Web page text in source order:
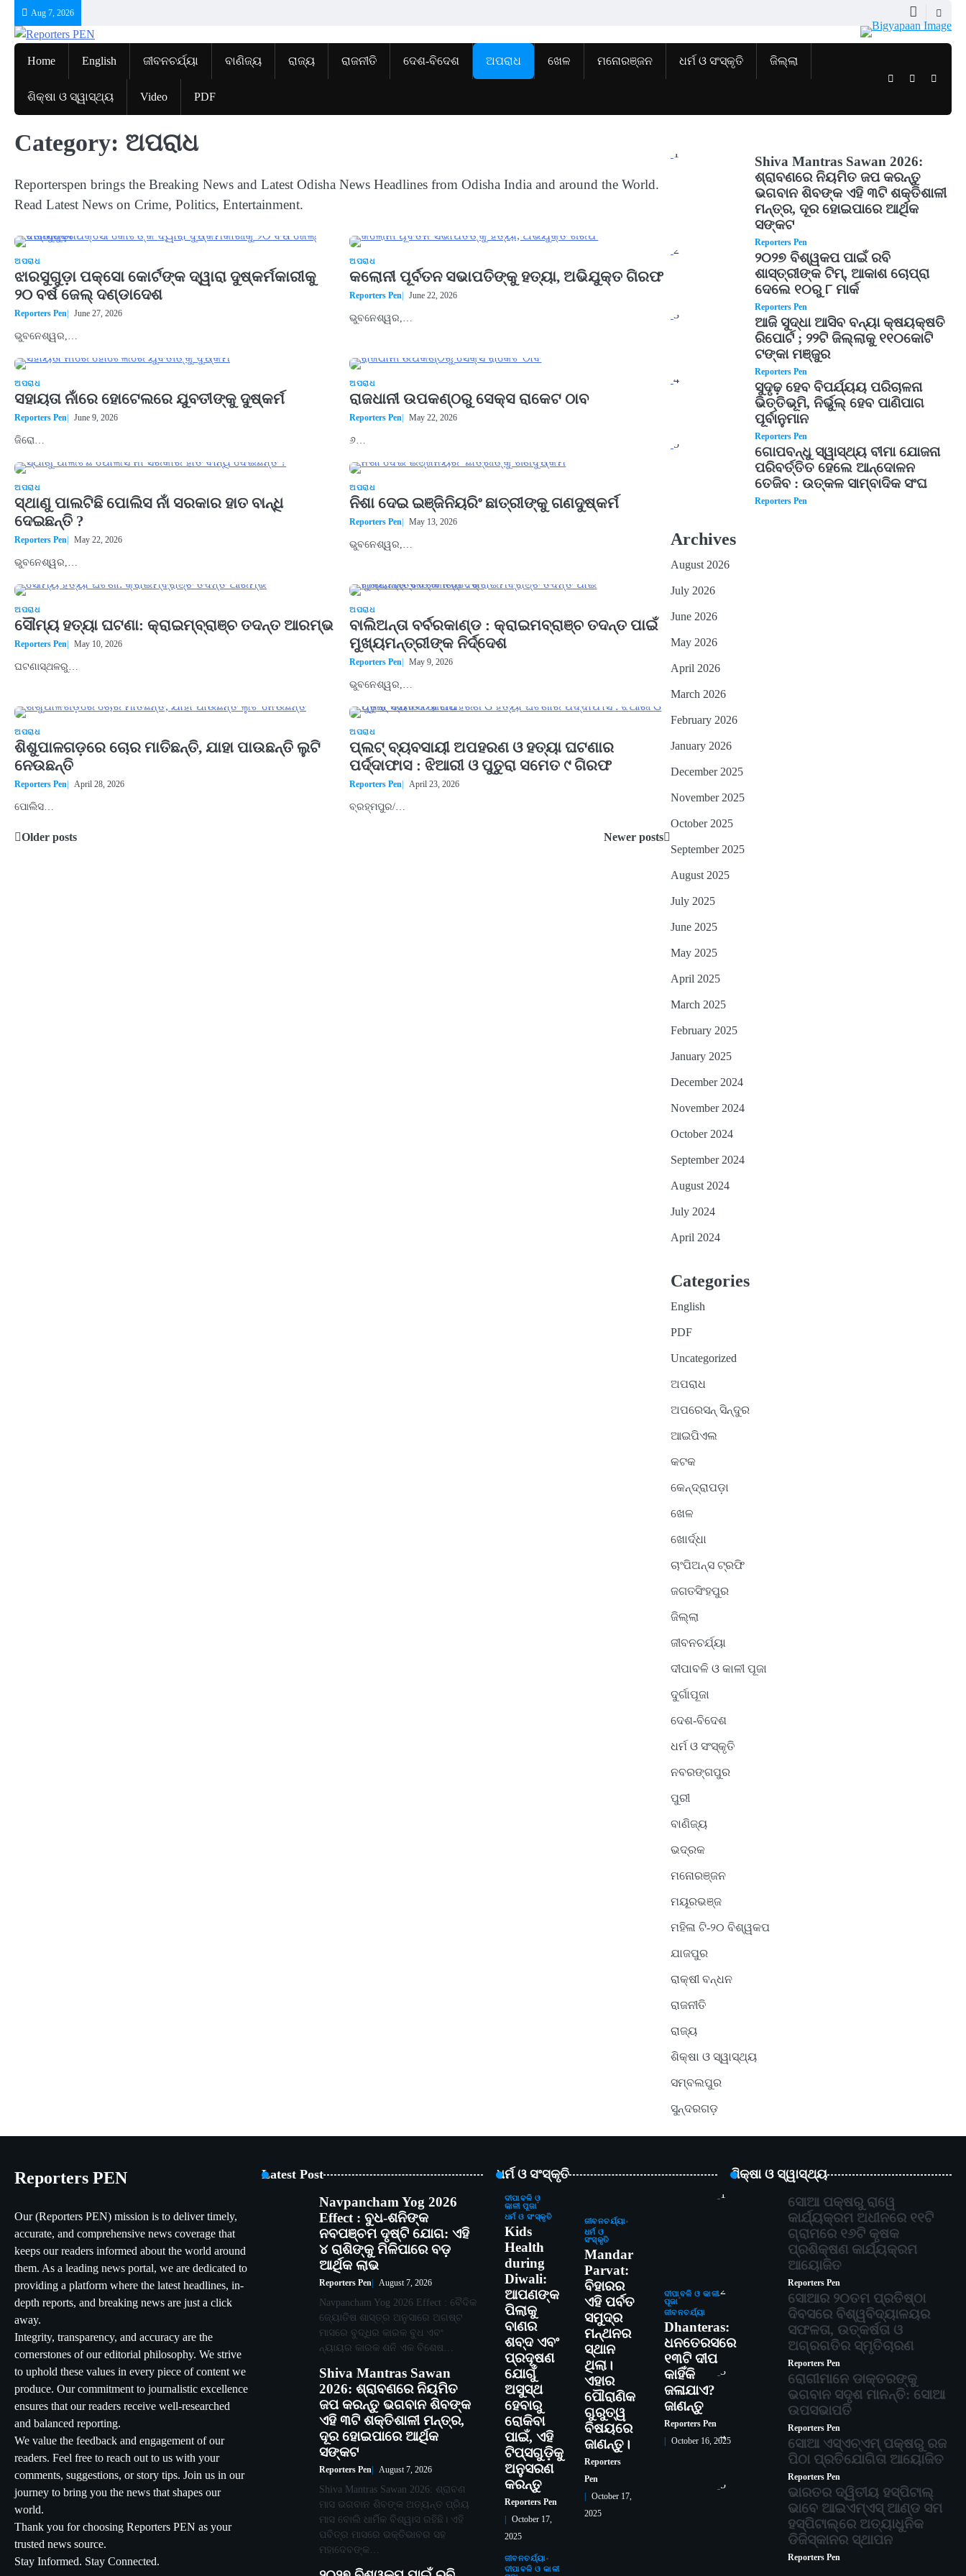
content
Aug 7, 2026
Home English ଜୀବନଚର୍ଯ୍ୟା ବାଣିଜ୍ୟ ରାଜ୍ୟ ରାଜନୀତି ଦେଶ-ବିଦେଶ ଅପରାଧ ଖେଳ ମନୋରଞ୍ଜନ ଧର୍ମ ଓ ସଂସ୍କୃତି ଜିଲ୍ଲା
ଶିକ୍ଷା ଓ ସ୍ୱାସ୍ଥ୍ୟ Video PDF
TwitterFacebook
Category: ଅପରାଧ
Reporterspen brings the Breaking News and Latest Odisha News Headlines from Odisha India and around the World.
Read Latest News on Crime, Politics, Entertainment.
ଅପରାଧ
ଝାରସୁଗୁଡ଼ା ପକ୍ସୋ କୋର୍ଟଙ୍କ ଦ୍ୱାରା ଦୁଷ୍କର୍ମକାରୀକୁ
୨୦ ବର୍ଷ ଜେଲ୍ ଦଣ୍ଡାଦେଶ
Reporters Pen June 27, 2026
ଭୁବନେଶ୍ୱର,…
ଅପରାଧ
କଲୋନୀ ପୂର୍ବତନ ସଭାପତିଙ୍କୁ ହତ୍ୟା, ଅଭିଯୁକ୍ତ ଗିରଫ
Reporters Pen June 22, 2026
ଭୁବନେଶ୍ୱର,…
ଅପରାଧ
ସହାୟତା ନାଁରେ ହୋଟେଲରେ ଯୁବତୀଙ୍କୁ ଦୁଷ୍କର୍ମ
Reporters Pen June 9, 2026
ଜିରୋ…
ଅପରାଧ
ରାଜଧାନୀ ଉପକଣ୍ଠରୁ ସେକ୍ସ ରାକେଟ ଠାବ
Reporters Pen May 22, 2026
୬…
ଅପରାଧ
ସ୍ଥାଣୁ ପାଲଟିଛି ପୋଲିସ ନାଁ ସରକାର ହାତ ବାନ୍ଧି
ଦେଇଛନ୍ତି ?
Reporters Pen May 22, 2026
ଭୁବନେଶ୍ୱର,…
ଅପରାଧ
ନିଶା ଦେଇ ଇଞ୍ଜିନିୟରିଂ ଛାତ୍ରୀଙ୍କୁ ଗଣଦୁଷ୍କର୍ମ
Reporters Pen May 13, 2026
ଭୁବନେଶ୍ୱର,…
ଅପରାଧ
ସୌମ୍ୟ ହତ୍ୟା ଘଟଣା: କ୍ରାଇମ୍‌ବ୍ରାଞ୍ଚ ତଦନ୍ତ ଆରମ୍ଭ
Reporters Pen May 10, 2026
ଘଟଣାସ୍ଥଳରୁ…
ଅପରାଧ
ବାଲିଅନ୍ତା ବର୍ବରକାଣ୍ଡ : କ୍ରାଇମବ୍ରାଞ୍ଚ ତଦନ୍ତ ପାଇଁ
ମୁଖ୍ୟମନ୍ତ୍ରୀଙ୍କ ନିର୍ଦ୍ଦେଶ
Reporters Pen May 9, 2026
ଭୁବନେଶ୍ୱର,…
ଅପରାଧ
ଶିଶୁପାଳଗଡ଼ରେ ଚୋର ମାତିଛନ୍ତି, ଯାହା ପାଉଛନ୍ତି ଲୁଟି
ନେଉଛନ୍ତି
Reporters Pen April 28, 2026
ପୋଲିସ…
ଅପରାଧ
ପ୍ଲଟ୍ ବ୍ୟବସାୟୀ ଅପହରଣ ଓ ହତ୍ୟା ଘଟଣାର
ପର୍ଦ୍ଦାଫାସ : ଝିଆରୀ ଓ ପୁତୁରା ସମେତ ୯ ଗିରଫ
Reporters Pen April 23, 2026
ବ୍ରହ୍ମପୁର/…
Posts
Older posts Newer posts
1
Shiva Mantras Sawan 2026:
ଶ୍ରାବଣରେ ନିୟମିତ ଜପ କରନ୍ତୁ
ଭଗବାନ ଶିବଙ୍କ ଏହି ୩ଟି ଶକ୍ତିଶାଳୀ
ମନ୍ତ୍ର, ଦୂର ହୋଇପାରେ ଆର୍ଥିକ
ସଙ୍କଟ
Reporters Pen
2
୨୦୨୭ ବିଶ୍ୱକପ ପାଇଁ ରବି
ଶାସ୍ତ୍ରୀଙ୍କ ଟିମ୍, ଆକାଶ ଚୋପ୍ରା
ଦେଲେ ୧୦ରୁ ୮ ମାର୍କ
Reporters Pen
3
ଆଜି ସୁଦ୍ଧା ଆସିବ ବନ୍ୟା କ୍ଷୟକ୍ଷତି
ରିପୋର୍ଟ ; ୨୨ଟି ଜିଲ୍ଲାକୁ ୧୧୦କୋଟି
ଟଙ୍କା ମଞ୍ଜୁର
Reporters Pen
4
ସୁଦୃଢ଼ ହେବ ବିପର୍ଯ୍ୟୟ ପରିଚାଳନା
ଭିତ୍ତିଭୂମି, ନିର୍ଭୁଲ୍ ହେବ ପାଣିପାଗ
ପୂର୍ବାନୁମାନ
Reporters Pen
5
ଗୋପବନ୍ଧୁ ସ୍ୱାସ୍ଥ୍ୟ ବୀମା ଯୋଜନା
ପରିବର୍ତ୍ତିତ ହେଲେ ଆନ୍ଦୋଳନ
ତେଜିବ : ଉତ୍କଳ ସାମ୍ବାଦିକ ସଂଘ
Reporters Pen
Archives
August 2026
July 2026
June 2026
May 2026
April 2026
March 2026
February 2026
January 2026
December 2025
November 2025
October 2025
September 2025
August 2025
July 2025
June 2025
May 2025
April 2025
March 2025
February 2025
January 2025
December 2024
November 2024
October 2024
September 2024
August 2024
July 2024
April 2024
Categories
English
PDF
Uncategorized
ଅପରାଧ
ଅପରେସନ୍ ସିନ୍ଦୁର
ଆଇପିଏଲ
କଟକ
କେନ୍ଦ୍ରାପଡ଼ା
ଖେଳ
ଖୋର୍ଦ୍ଧା
ଚାଂପିଅନ୍ସ ଟ୍ରଫି
ଜଗତସିଂହପୁର
ଜିଲ୍ଲା
ଜୀବନଚର୍ଯ୍ୟା
ଦୀପାବଳି ଓ କାଳୀ ପୂଜା
ଦୁର୍ଗାପୂଜା
ଦେଶ-ବିଦେଶ
ଧର୍ମ ଓ ସଂସ୍କୃତି
ନବରଙ୍ଗପୁର
ପୁରୀ
ବାଣିଜ୍ୟ
ଭଦ୍ରକ
ମନୋରଞ୍ଜନ
ମୟୂରଭଞ୍ଜ
ମହିଳା ଟି-୨୦ ବିଶ୍ୱକପ
ଯାଜପୁର
ରାକ୍ଷୀ ବନ୍ଧନ
ରାଜନୀତି
ରାଜ୍ୟ
ଶିକ୍ଷା ଓ ସ୍ୱାସ୍ଥ୍ୟ
ସମ୍ବଲପୁର
ସୁନ୍ଦରଗଡ଼
Reporters PEN
Our (Reporters PEN) mission is to deliver timely,
accurate, and comprehensive news coverage that
keeps our readers informed about the world around
them. As a leading news portal, we are dedicated to
providing a platform where the latest headlines, in-
depth reports, and breaking news are just a click
away.
Integrity, transparency, and accuracy are the
cornerstones of our editorial philosophy. We strive
to uphold these values in every piece of content we
produce. Our commitment to journalistic excellence
ensures that our readers receive well-researched
and balanced reporting.
We value the feedback and engagement of our
readers. Feel free to reach out to us with your
comments, suggestions, or story tips. Join us in our
journey to bring you the news that shapes our
world.
Thank you for choosing Reporters PEN as your
trusted news source.
Stay Informed. Stay Connected.
Latest Post
Navpancham Yog 2026
Effect : ବୁଧ-ଶନିଙ୍କ
ନବପଞ୍ଚମ ଦୃଷ୍ଟି ଯୋଗ: ଏହି
୪ ରାଶିଙ୍କୁ ମିଳିପାରେ ବଡ଼
ଆର୍ଥିକ ଲାଭ
Reporters Pen August 7, 2026
Navpancham Yog 2026 Effect : ବୈଦିକ
ଜ୍ୟୋତିଷ ଶାସ୍ତ୍ର ଅନୁସାରେ ଅଗଷ୍ଟ
ମାସରେ ବୁଦ୍ଧିର କାରକ ବୁଧ ଏବଂ
ନ୍ୟାୟର କାରକ ଶନି ଏକ ବିଶେଷ…
Shiva Mantras Sawan
2026: ଶ୍ରାବଣରେ ନିୟମିତ
ଜପ କରନ୍ତୁ ଭଗବାନ ଶିବଙ୍କ
ଏହି ୩ଟି ଶକ୍ତିଶାଳୀ ମନ୍ତ୍ର,
ଦୂର ହୋଇପାରେ ଆର୍ଥିକ
ସଙ୍କଟ
Reporters Pen August 7, 2026
Shiva Mantras Sawan 2026: ଶ୍ରାବଣ
ମାସ ଭଗବାନ ଶିବଙ୍କ ଅତ୍ୟନ୍ତ ପ୍ରିୟ
ମାସ ବୋଲି ଧାର୍ମିକ ବିଶ୍ୱାସ ରହିଛି। ଏହି
ପବିତ୍ର ମାସରେ ଭକ୍ତିଭାବର ସହ
ମହାଦେବଙ୍କ…
ଧର୍ମ ଓ ସଂସ୍କୃତି
ଦୀପାବଳି ଓ
କାଳୀ ପୂଜା
ଧର୍ମ ଓ ସଂସ୍କୃତି
Kids
Health
during
Diwali:
ଆପଣଙ୍କ
ପିଲାକୁ
ବାଣର
ଶବ୍ଦ ଏବଂ
ପ୍ରଦୂଷଣ
ଯୋଗୁଁ
ଅସୁସ୍ଥ
ହେବାରୁ
ରୋକିବା
ପାଇଁ, ଏହି
ଟିପ୍ସଗୁଡ଼ିକୁ
ଅନୁସରଣ
କରନ୍ତୁ
Reporters Pen
October 17,
2025
ଜୀବନଚର୍ଯ୍ୟା
ଧର୍ମ ଓ
ସଂସ୍କୃତି
Mandar
Parvat:
ବିହାରର
ଏହି ପର୍ବତ
ସମୁଦ୍ର
ମନ୍ଥନର
ସ୍ଥାନ
ଥିଲା।
ଏହାର
ପୌରାଣିକ
ଗୁରୁତ୍ୱ
ବିଷୟରେ
ଜାଣନ୍ତୁ।
Reporters
Pen
October 17,
2025
ଦୀପାବଳି ଓ କାଳୀ
ପୂଜା
ଜୀବନଚର୍ଯ୍ୟା
Dhanteras:
ଧନତେରସରେ
୧୩ଟି ଦୀପ
କାହିଁକି
ଜଳାଯାଏ?
ଜାଣନ୍ତୁ
Reporters Pen
October 16, 2025
ଜୀବନଚର୍ଯ୍ୟା
ଦୀପାବଳି ଓ କାଳୀ
ଶିକ୍ଷା ଓ ସ୍ୱାସ୍ଥ୍ୟ
1
ସୋଆ ପକ୍ଷରୁ ରାୱେ
କାର୍ଯ୍ୟକ୍ରମ ଅଧୀନରେ ୧୧ଟି
ଗ୍ରାମରେ ୧୬ଟି କୃଷକ
ପ୍ରଶିକ୍ଷଣ କାର୍ଯ୍ୟକ୍ରମ
ଆୟୋଜିତ
Reporters Pen
2
ସୋଆର ୨୦ତମ ପ୍ରତିଷ୍ଠା
ଦିବସରେ ବିଶ୍ୱବିଦ୍ୟାଳୟର
ସଫଳତା, ଉତ୍କର୍ଷତା ଓ
ଅଗ୍ରଗତିର ସ୍ମୃତିଚାରଣ
Reporters Pen
3
ରୋଗୀମାନେ ଡାକ୍ତରଙ୍କୁ
ଭଗବାନ ସଦୃଶ ମାନନ୍ତି: ସୋଆ
ଉପସଭାପତି
Reporters Pen
4
ସୋଆ ଏସ୍‌ଏଚ୍‌ଏମ୍ ପକ୍ଷରୁ ରଜ
ପିଠା ପ୍ରତିଯୋଗିତା ଆୟୋଜିତ
Reporters Pen
5
ଭାରତର ଦ୍ୱିତୀୟ ହସ୍ପିଟାଲ୍
ଭାବେ ଆଇଏମ୍‌ଏସ୍ ଆଣ୍ଡ ସମ
ହସ୍ପିଟାଲ୍‌ରେ ଅତ୍ୟାଧୁନିକ
ଡିଜିସ୍କାନର ସ୍ଥାପନ
Reporters Pen